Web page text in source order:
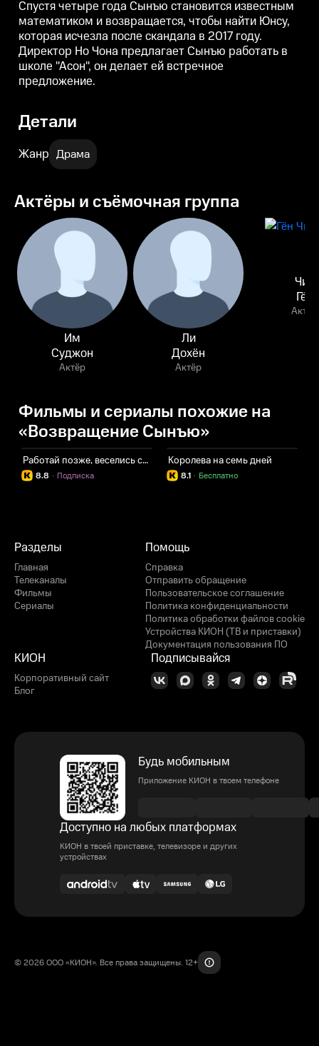
Оказавшись на свободе, Роум,
обладающая фотографической
памятью, быстро находит
способ заработать.
математике.
Спустя четыре года Сынъю становится известным
математиком и возвращается, чтобы найти Юнсу,
которая исчезла после скандала в 2017 году.
Директор Но Чона предлагает Сынъю работать в
школе "Асон", он делает ей встречное
предложение.
Детали
Жанр Драма
Актёры и съёмочная группа
Им
Суджон
Актёр
Ли
Дохён
Актёр
Чин
Гён
Актёр
Фильмы и сериалы похожие на
«Возвращение Сынъю»
Работай позже, веселись сейчас
8.8 Подписка
·
Королева на семь дней
8.1 Бесплатно
·
Разделы
Главная
Телеканалы
Фильмы
Сериалы
Помощь
Справка
Отправить обращение
Пользовательское соглашение
Политика конфиденциальности
Политика обработки файлов cookie
Устройства КИОН (ТВ и приставки)
Документация пользования ПО
КИОН
Корпоративный сайт
Блог
Подписывайся
Будь мобильным
Приложение КИОН в твоем телефоне
Доступно на любых платформах
КИОН в твоей приставке, телевизоре и других
устройствах
© 2026 ООО «КИОН». Все права защищены. 12+